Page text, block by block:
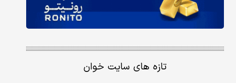
تازه های سایت خوان